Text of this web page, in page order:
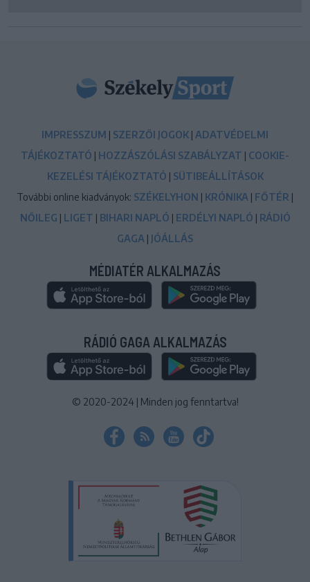
IMPRESSZUM | SZERZŐI JOGOK | ADATVÉDELMI
TÁJÉKOZTATÓ | HOZZÁSZÓLÁSI SZABÁLYZAT | COOKIE-
KEZELÉSI TÁJÉKOZTATÓ | SÜTIBEÁLLÍTÁSOK
További online kiadványok: SZÉKELYHON | KRÓNIKA | FŐTÉR |
NŐILEG | LIGET | BIHARI NAPLÓ | ERDÉLYI NAPLÓ | RÁDIÓ
GAGA | JÓÁLLÁS
MÉDIATÉR ALKALMAZÁS
RÁDIÓ GAGA ALKALMAZÁS
© 2020-2024 | Minden jog fenntartva!